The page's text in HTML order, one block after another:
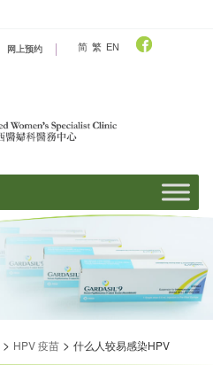
网上预约 简 繁 EN
> HPV 疫苗 > 什么人较易感染HPV